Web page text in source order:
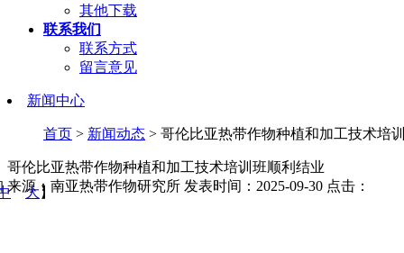
其他下载
联系我们
联系方式
留言意见
新闻中心
首页 > 新闻动态 > 哥伦比亚热带作物种植和加工技术培
哥伦比亚热带作物种植和加工技术培训班顺利结业
来源：南亚热带作物研究所 发表时间：2025-09-30 点击：
大 】